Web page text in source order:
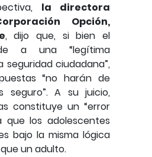
la directora
Opción,
, dijo que, si bien el
a una “legítima
ciudadana”,
“no harán de
seguro”. A su juicio,
constituye un “error
que los adolescentes
bajo la misma lógica
un adulto.